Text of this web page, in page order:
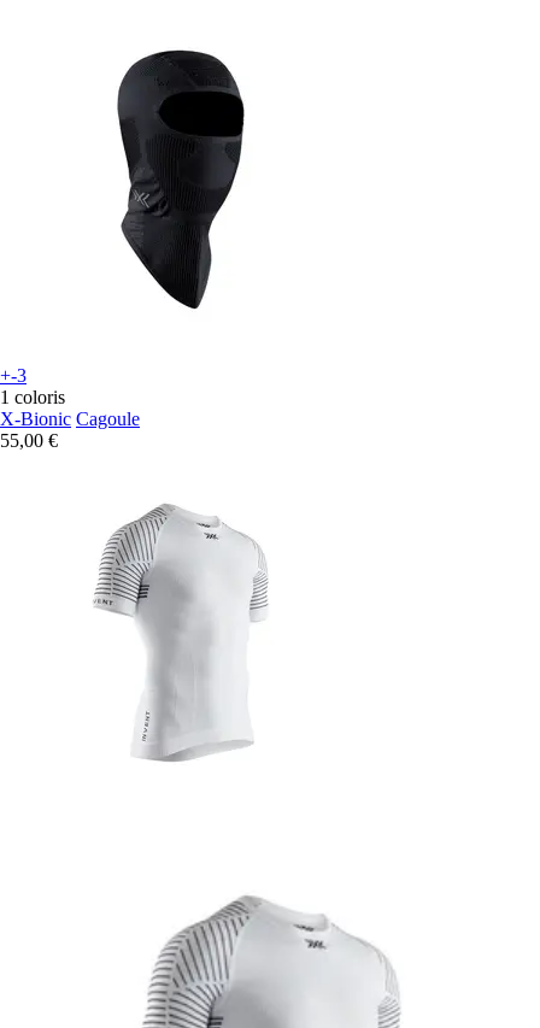
+-3
1 coloris
X-Bionic Cagoule
55,00 €